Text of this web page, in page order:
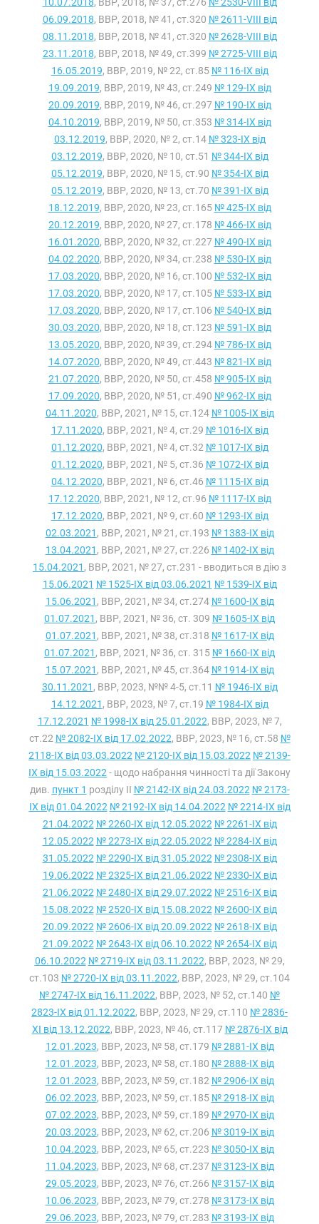
06.09.2018, ВВР, 2018, № 41, ст.320 № 2611-VIII від
08.11.2018, ВВР, 2018, № 41, ст.320 № 2628-VIII від
23.11.2018, ВВР, 2018, № 49, ст.399 № 2725-VIII від
16.05.2019, ВВР, 2019, № 22, ст.85 № 116-IX від
19.09.2019, ВВР, 2019, № 43, ст.249 № 129-IX від
20.09.2019, ВВР, 2019, № 46, ст.297 № 190-IX від
04.10.2019, ВВР, 2019, № 50, ст.353 № 314-IX від
03.12.2019, ВВР, 2020, № 2, ст.14 № 323-IX від
03.12.2019, ВВР, 2020, № 10, ст.51 № 344-IX від
05.12.2019, ВВР, 2020, № 15, ст.90 № 354-IX від
05.12.2019, ВВР, 2020, № 13, ст.70 № 391-IX від
18.12.2019, ВВР, 2020, № 23, ст.165 № 425-IX від
20.12.2019, ВВР, 2020, № 27, ст.178 № 466-IX від
16.01.2020, ВВР, 2020, № 32, ст.227 № 490-IX від
04.02.2020, ВВР, 2020, № 34, ст.238 № 530-IX від
17.03.2020, ВВР, 2020, № 16, ст.100 № 532-IX від
17.03.2020, ВВР, 2020, № 17, ст.105 № 533-IX від
17.03.2020, ВВР, 2020, № 17, ст.106 № 540-IX від
30.03.2020, ВВР, 2020, № 18, ст.123 № 591-IX від
13.05.2020, ВВР, 2020, № 39, ст.294 № 786-IX від
14.07.2020, ВВР, 2020, № 49, ст.443 № 821-IX від
21.07.2020, ВВР, 2020, № 50, ст.458 № 905-IX від
17.09.2020, ВВР, 2020, № 51, ст.490 № 962-IX від
04.11.2020, ВВР, 2021, № 15, ст.124 № 1005-IX від
17.11.2020, ВВР, 2021, № 4, ст.29 № 1016-IX від
01.12.2020, ВВР, 2021, № 4, ст.32 № 1017-IX від
01.12.2020, ВВР, 2021, № 5, ст.36 № 1072-IX від
04.12.2020, ВВР, 2021, № 6, ст.46 № 1115-IX від
17.12.2020, ВВР, 2021, № 12, ст.96 № 1117-IX від
17.12.2020, ВВР, 2021, № 9, ст.60 № 1293-IX від
02.03.2021 , ВВР, 2021, № 21, ст.193 № 1383-IX від
13.04.2021 , ВВР, 2021, № 27, ст.226 № 1402-IX від
15.04.2021 , ВВР, 2021, № 27, ст.231 - вводиться в дію з
15.06.2021 № 1525-IX від 03.06.2021 № 1539-IX від
15.06.2021 , ВВР, 2021, № 34, ст.274 № 1600-IX від
01.07.2021 , ВВР, 2021, № 36, ст. 309 № 1605-IX від
01.07.2021 , ВВР, 2021, № 38, ст.318 № 1617-IX від
01.07.2021 , ВВР, 2021, № 36, ст. 315 № 1660-IX від
15.07.2021 , ВВР, 2021, № 45, ст.364 № 1914-IX від
30.11.2021 , ВВР, 2023, №№ 4-5, ст.11 № 1946-IX від
14.12.2021 , ВВР, 2023, № 7, ст.19 № 1984-IX від
17.12.2021 № 1998-IX від 25.01.2022, ВВР, 2023, № 7,
ст.22 № 2082-IX від 17.02.2022, ВВР, 2023, № 16, ст.58 №
2118-IX від 03.03.2022 № 2120-IX від 15.03.2022 № 2139-
IX від 15.03.2022 - щодо набрання чинності та дії Закону
див. пункт 1 розділу II № 2142-IX від 24.03.2022 № 2173-
IX від 01.04.2022 № 2192-IX від 14.04.2022 № 2214-IX від
21.04.2022 № 2260-IX від 12.05.2022 № 2261-IX від
12.05.2022 № 2273-IX від 22.05.2022 № 2284-IX від
31.05.2022 № 2290-IX від 31.05.2022 № 2308-IX від
19.06.2022 № 2325-IX від 21.06.2022 № 2330-IX від
21.06.2022 № 2480-IX від 29.07.2022 № 2516-IX від
15.08.2022 № 2520-IX від 15.08.2022 № 2600-IX від
20.09.2022 № 2606-IX від 20.09.2022 № 2618-IX від
21.09.2022 № 2643-IX від 06.10.2022 № 2654-IX від
06.10.2022 № 2719-IX від 03.11.2022, ВВР, 2023, № 29,
ст.103 № 2720-IX від 03.11.2022, ВВР, 2023, № 29, ст.104
№ 2747-IX від 16.11.2022, ВВР, 2023, № 52, ст.140 №
2823-IX від 01.12.2022, ВВР, 2023, № 29, ст.110 № 2836-
XI від 13.12.2022, ВВР, 2023, № 46, ст.117 № 2876-IX від
12.01.2023, ВВР, 2023, № 58, ст.179 № 2881-IX від
12.01.2023, ВВР, 2023, № 58, ст.180 № 2888-IX від
12.01.2023, ВВР, 2023, № 59, ст.182 № 2906-IX від
06.02.2023, ВВР, 2023, № 59, ст.185 № 2918-IX від
07.02.2023, ВВР, 2023, № 59, ст.189 № 2970-IX від
20.03.2023, ВВР, 2023, № 62, ст.206 № 3019-IX від
10.04.2023, ВВР, 2023, № 65, ст.223 № 3050-IX від
11.04.2023, ВВР, 2023, № 68, ст.237 № 3123-IX від
29.05.2023, ВВР, 2023, № 76, ст.266 № 3157-IX від
10.06.2023, ВВР, 2023, № 79, ст.278 № 3173-IX від
29.06.2023, ВВР, 2023, № 79, ст.283 № 3193-IX від